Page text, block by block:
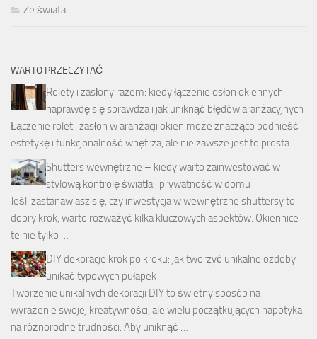
Ze świata
WARTO PRZECZYTAĆ
Rolety i zasłony razem: kiedy łączenie osłon okiennych
naprawdę się sprawdza i jak uniknąć błędów aranżacyjnych
Łączenie rolet i zasłon w aranżacji okien może znacząco podnieść
estetykę i funkcjonalność wnętrza, ale nie zawsze jest to prosta …
Shutters wewnętrzne – kiedy warto zainwestować w
stylową kontrolę światła i prywatność w domu
Jeśli zastanawiasz się, czy inwestycja w wewnętrzne shuttersy to
dobry krok, warto rozważyć kilka kluczowych aspektów. Okiennice
te nie tylko …
DIY dekoracje krok po kroku: jak tworzyć unikalne ozdoby i
unikać typowych pułapek
Tworzenie unikalnych dekoracji DIY to świetny sposób na
wyrażenie swojej kreatywności, ale wielu początkujących napotyka
na różnorodne trudności. Aby uniknąć …